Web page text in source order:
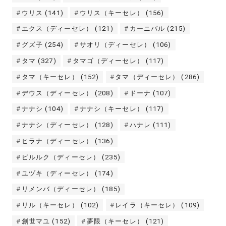
ウリス (141) ウリス（キーセレ） (156)
エクス（ディーセレ） (121) カーニバル (215)
グズ子 (254) サオリ（ディーセレ） (106)
タマ (327) タマゴ（ディーセレ） (117)
タマ（キーセレ） (152) タマ（ディーセレ） (286)
デウス（ディーセレ） (208) ドーナ (107)
ナナシ (104) ナナシ（キーセレ） (117)
ナナシ（ディーセレ） (128) ハナレ (111)
ヒラナ（ディーセレ） (136)
ピルルク（ディーセレ） (235)
ユヅキ（ディーセレ） (174)
リメンバ（ディーセレ） (185)
リル（キーセレ） (102) レイラ（キーセレ） (109)
創世マユ (152) 夢限（キーセレ） (121)